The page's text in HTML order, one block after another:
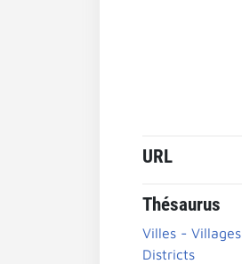
URL
Thésaurus
Villes - Villages
Districts